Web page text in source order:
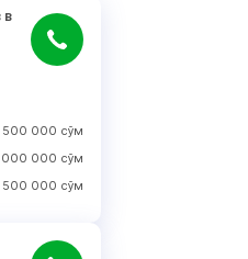
в
500 000 сўм
000 000 сўм
500 000 сўм